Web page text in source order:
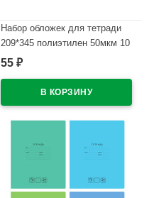
Набор обложек для тетради
209*345 полиэтилен 50мкм 10
штук в наборе арт Т50-10
55 ₽